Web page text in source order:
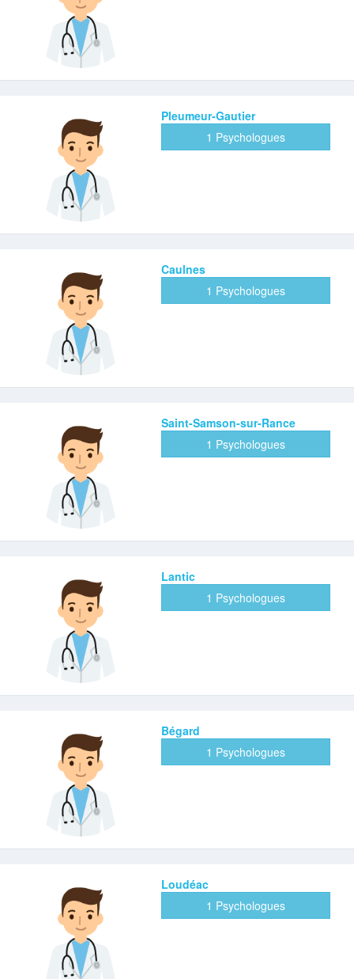
Pleumeur-Gautier
1 Psychologues
Caulnes
1 Psychologues
Saint-Samson-sur-Rance
1 Psychologues
Lantic
1 Psychologues
Bégard
1 Psychologues
Loudéac
1 Psychologues